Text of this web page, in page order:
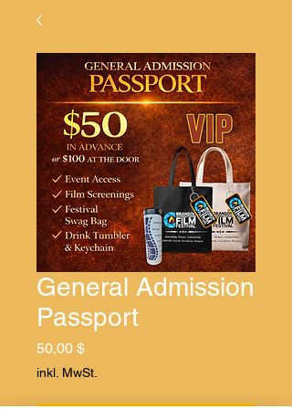
General Admission
Passport
50,00 $Preis
inkl. MwSt.